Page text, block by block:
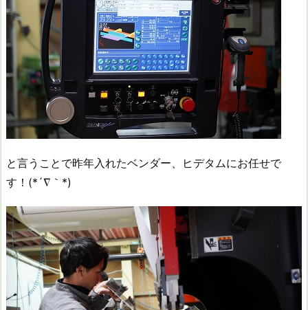
と言うことで昨年入れたベンダー、ヒデタムにお任せで
す！(*´∇｀*)